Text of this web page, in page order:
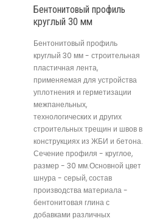
Бентонитовый профиль
круглый 30 мм
Бентонитовый профиль
круглый 30 мм - строительная
пластичная лента,
применяемая для устройства
уплотнения и герметизации
межпанельных,
технологических и других
строительных трещин и швов в
конструкциях из ЖБИ и бетона.
Сечение профиля - круглое,
размер - 30 мм.Основной цвет
шнура - серый, состав
производства материала -
бентонитовая глина с
добавками различных